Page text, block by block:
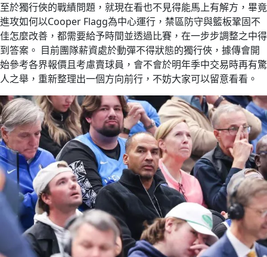
至於獨行俠的戰績問題，就現在看也不見得能馬上有解方，畢竟
進攻如何以Cooper Flagg為中心運行，禁區防守與籃板鞏固不
佳怎麼改善，都需要給予時間並透過比賽，在一步步調整之中得
到答案。 目前團隊薪資處於動彈不得狀態的獨行俠，據傳會開
始參考各界報價且考慮賣球員，會不會於明年季中交易時再有驚
人之舉，重新整理出一個方向前行，不妨大家可以留意看看。